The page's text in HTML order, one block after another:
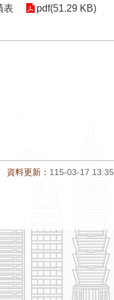
表 pdf(51.29 KB)
資料更新： 115-03-17 13:35